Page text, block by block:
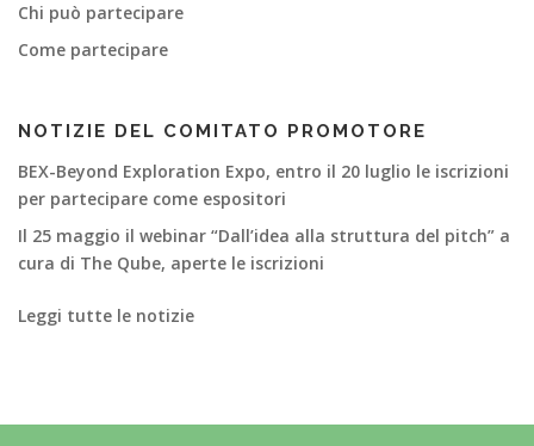
Chi può partecipare
Come partecipare
NOTIZIE DEL COMITATO PROMOTORE
BEX-Beyond Exploration Expo, entro il 20 luglio le iscrizioni
per partecipare come espositori
Il 25 maggio il webinar “Dall’idea alla struttura del pitch” a
cura di The Qube, aperte le iscrizioni
Leggi tutte le notizie